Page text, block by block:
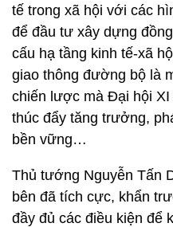
tế trong xã hội với các
để đầu tư xây dựng
cấu hạ tầng kinh tế-xã
giao thông đường bộ là
chiến lược mà Đại hội
thúc đẩy tăng trưởng,
bền vững…
Thủ tướng Nguyễn Tấn
bên đã tích cực, khẩn
đầy đủ các điều kiện để